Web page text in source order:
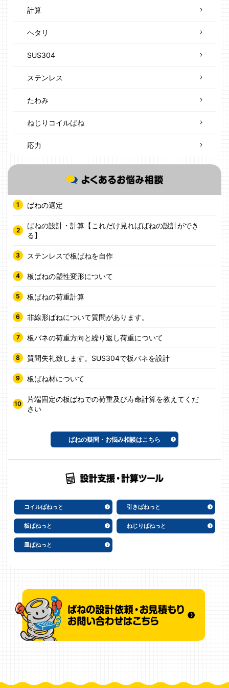
計算
ヘタリ
SUS304
ステンレス
たわみ
ねじりコイルばね
応力
ばねの選定
ばねの設計・計算【これだけ見ればばねの設計ができ
る】
ステンレスで板ばねを自作
板ばねの塑性変形について
板ばねの荷重計算
非線形ばねについて質問があります。
板バネの荷重方向と繰り返し荷重について
質問失礼致します。SUS304で板バネを設計
板ばね材について
片端固定の板ばねでの荷重及び寿命計算を教えてくだ
さい
コイルばねっと 引きばねっと
板ばねっと ねじりばねっと
皿ばねっと